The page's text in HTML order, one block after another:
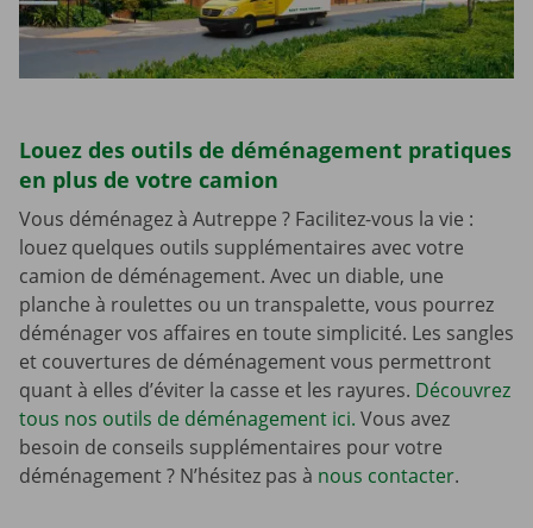
Louez des outils de déménagement pratiques
en plus de votre camion
Vous déménagez à Autreppe ? Facilitez-vous la vie :
louez quelques outils supplémentaires avec votre
camion de déménagement. Avec un diable, une
planche à roulettes ou un transpalette, vous pourrez
déménager vos affaires en toute simplicité. Les sangles
et couvertures de déménagement vous permettront
quant à elles d’éviter la casse et les rayures. Découvrez
tous nos outils de déménagement ici. Vous avez
besoin de conseils supplémentaires pour votre
déménagement ? N’hésitez pas à nous contacter.